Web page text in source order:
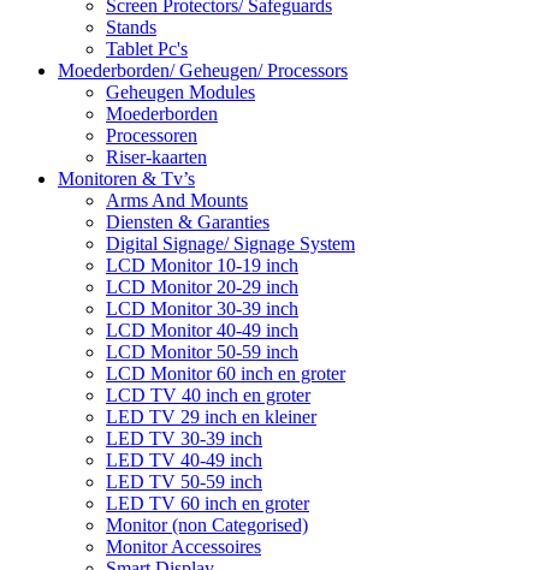
Screen Protectors/ Safeguards
Stands
Tablet Pc's
Moederborden/ Geheugen/ Processors
Geheugen Modules
Moederborden
Processoren
Riser-kaarten
Monitoren & Tv’s
Arms And Mounts
Diensten & Garanties
Digital Signage/ Signage System
LCD Monitor 10-19 inch
LCD Monitor 20-29 inch
LCD Monitor 30-39 inch
LCD Monitor 40-49 inch
LCD Monitor 50-59 inch
LCD Monitor 60 inch en groter
LCD TV 40 inch en groter
LED TV 29 inch en kleiner
LED TV 30-39 inch
LED TV 40-49 inch
LED TV 50-59 inch
LED TV 60 inch en groter
Monitor (non Categorised)
Monitor Accessoires